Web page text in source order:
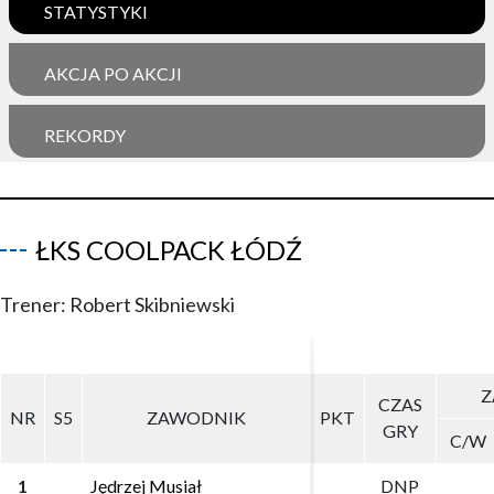
STATYSTYKI
AKCJA PO AKCJI
REKORDY
ŁKS COOLPACK ŁÓDŹ
Trener: Robert Skibniewski
NR S5 ZAWODNIK PKT
CZAS
GRY
C/W
1 Jędrzej Musiał DNP
NR S5 ZAWODNIK PKT
CZAS
GRY
C/W
1 Jędrzej Musiał DNP